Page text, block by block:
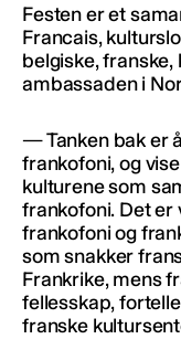
Festen er et
Francais,
belgiske,
ambassaden i
— Tanken bak er
frankofoni, og
kulturene som
frankofoni. Det er
frankofoni og
som snakker
Frankrike, mens
fellesskap,
franske